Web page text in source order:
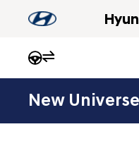
New Universe